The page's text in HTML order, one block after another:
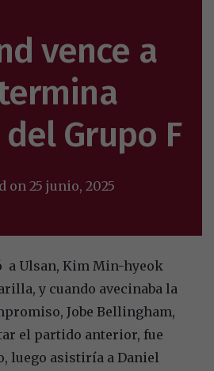
vence a
Grupo F
on25 junio, 2025
a Ulsan, Kim Min-hyeok
y cuando avecinaba la
Jobe Bellingham,
el partido anterior, fue
luego asistiría a Daniel